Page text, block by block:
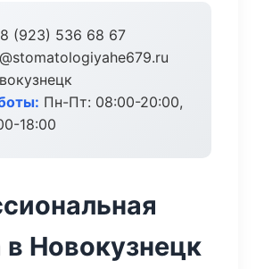
8 (923) 536 68 67
Пн-Пт: 08:00-20:00,
18:00
в Новокузнецк